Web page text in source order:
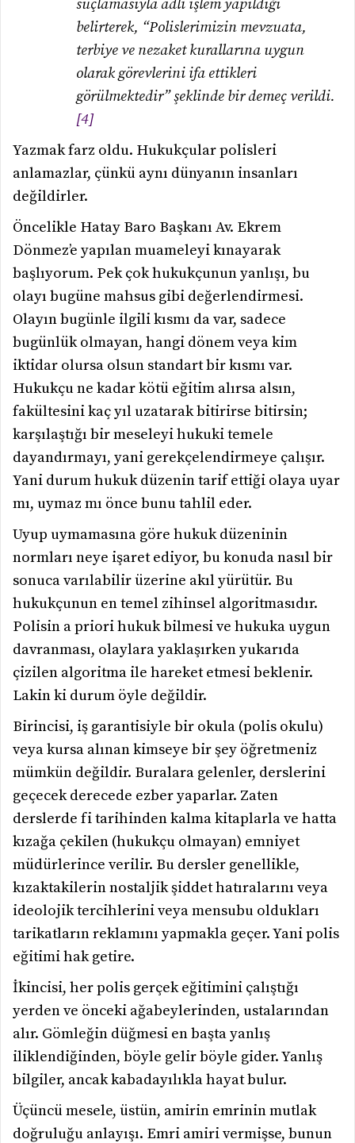
suçlamasıyla adli işlem yapıldığı
belirterek, “Polislerimizin mevzuata,
terbiye ve nezaket kurallarına uygun
olarak görevlerini ifa ettikleri
görülmektedir” şeklinde bir demeç verildi.
[4]
Yazmak farz oldu. Hukukçular polisleri
anlamazlar, çünkü aynı dünyanın insanları
değildirler.
Öncelikle Hatay Baro Başkanı Av. Ekrem
Dönmez’e yapılan muameleyi kınayarak
başlıyorum. Pek çok hukukçunun yanlışı, bu
olayı bugüne mahsus gibi değerlendirmesi.
Olayın bugünle ilgili kısmı da var, sadece
bugünlük olmayan, hangi dönem veya kim
iktidar olursa olsun standart bir kısmı var.
Hukukçu ne kadar kötü eğitim alırsa alsın,
fakültesini kaç yıl uzatarak bitirirse bitirsin;
karşılaştığı bir meseleyi hukuki temele
dayandırmayı, yani gerekçelendirmeye çalışır.
Yani durum hukuk düzenin tarif ettiği olaya uyar
mı, uymaz mı önce bunu tahlil eder.
Uyup uymamasına göre hukuk düzeninin
normları neye işaret ediyor, bu konuda nasıl bir
sonuca varılabilir üzerine akıl yürütür. Bu
hukukçunun en temel zihinsel algoritmasıdır.
Polisin a priori hukuk bilmesi ve hukuka uygun
davranması, olaylara yaklaşırken yukarıda
çizilen algoritma ile hareket etmesi beklenir.
Lakin ki durum öyle değildir.
Birincisi, iş garantisiyle bir okula (polis okulu)
veya kursa alınan kimseye bir şey öğretmeniz
mümkün değildir. Buralara gelenler, derslerini
geçecek derecede ezber yaparlar. Zaten
derslerde fi tarihinden kalma kitaplarla ve hatta
kızağa çekilen (hukukçu olmayan) emniyet
müdürlerince verilir. Bu dersler genellikle,
kızaktakilerin nostaljik şiddet hatıralarını veya
ideolojik tercihlerini veya mensubu oldukları
tarikatların reklamını yapmakla geçer. Yani polis
eğitimi hak getire.
İkincisi, her polis gerçek eğitimini çalıştığı
yerden ve önceki ağabeylerinden, ustalarından
alır. Gömleğin düğmesi en başta yanlış
iliklendiğinden, böyle gelir böyle gider. Yanlış
bilgiler, ancak kabadayılıkla hayat bulur.
Üçüncü mesele, üstün, amirin emrinin mutlak
doğruluğu anlayışı. Emri amiri vermişse, bunun